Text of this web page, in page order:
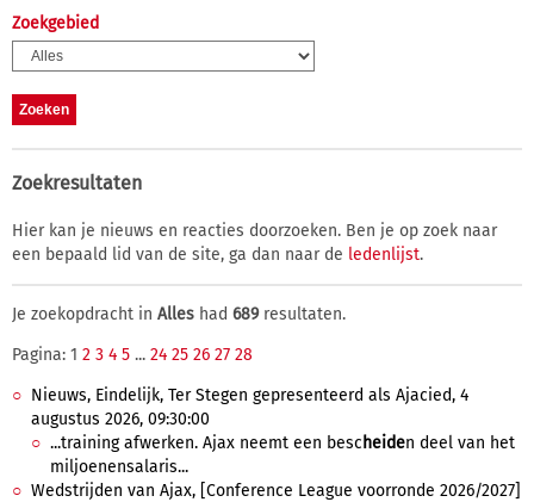
Zoekgebied
Zoekresultaten
Hier kan je nieuws en reacties doorzoeken. Ben je op zoek naar
een bepaald lid van de site, ga dan naar de ledenlijst.
Je zoekopdracht in Alles had 689resultaten.
Pagina: 1 2 3 4 5 ... 24 25 26 27 28
Nieuws, Eindelijk, Ter Stegen gepresenteerd als Ajacied, 4
augustus 2026, 09:30:00
...training afwerken. Ajax neemt een besc heiden deel van het
miljoenensalaris...
Wedstrijden van Ajax, [Conference League voorronde 2026/2027]